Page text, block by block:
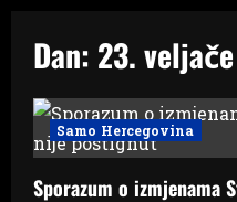
Dan: 23.
Samo Hercegovina
Sporazum o izmjenama